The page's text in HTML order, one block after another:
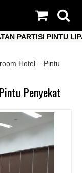
PARTISI PINTU LIPAT
Hotel – Pintu
Penyekat